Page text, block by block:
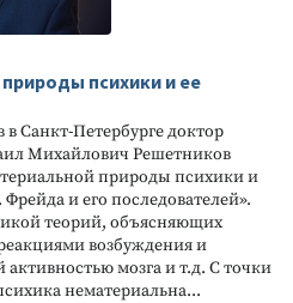
психики и ее
Санкт-Петербурге доктор
Михайлович Решетников
природы психики и
и его последователей».
теорий, объясняющих
возбуждения и
мозга и т.д. С точки
нематериальна...